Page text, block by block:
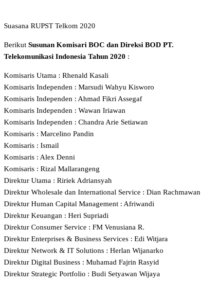
Suasana RUPST Telkom 2020
Berikut Susunan Komisari BOC dan Direksi BOD PT.
Telekomunikasi Indonesia Tahun 2020 :
Komisaris Utama : Rhenald Kasali
Komisaris Independen : Marsudi Wahyu Kisworo
Komisaris Independen : Ahmad Fikri Assegaf
Komisaris Independen : Wawan Iriawan
Komisaris Independen : Chandra Arie Setiawan
Komisaris : Marcelino Pandin
Komisaris : Ismail
Komisaris : Alex Denni
Komisaris : Rizal Mallarangeng
Direktur Utama : Ririek Adriansyah
Direktur Wholesale dan International Service : Dian Rachmawan
Direktur Human Capital Management : Afriwandi
Direktur Keuangan : Heri Supriadi
Direktur Consumer Service : FM Venusiana R.
Direktur Enterprises & Business Services : Edi Witjara
Direktur Network & IT Solutions : Herlan Wijanarko
Direktur Digital Business : Muhamad Fajrin Rasyid
Direktur Strategic Portfolio : Budi Setyawan Wijaya